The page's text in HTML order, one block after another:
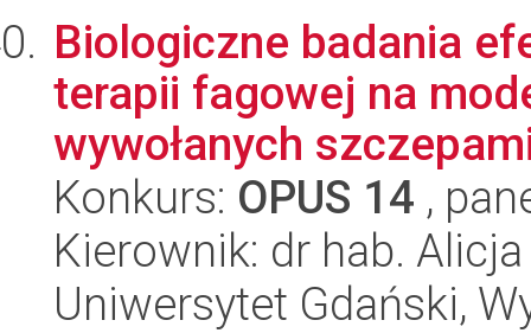
Biologiczne badania
terapii fagowej na
wywołanych
Konkurs: OPUS 14 ,
Kierownik: dr hab.
Uniwersytet Gdański,